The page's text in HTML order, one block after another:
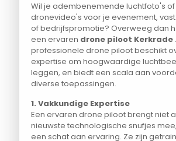
Wil je adembenemende luchtfoto's
dronevideo's voor je evenement,
of bedrijfspromotie? Overweeg dan
een ervaren drone piloot Kerkrade
professionele drone piloot beschikt
expertise om hoogwaardige
leggen, en biedt een scala aan
diverse toepassingen.
1. Vakkundige Expertise
Een ervaren drone piloot brengt niet
nieuwste technologische snufjes
een schat aan ervaring. Ze zijn